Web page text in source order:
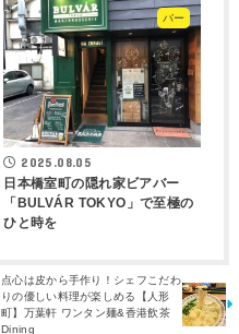
バー
2025.08.05
日本橋室町の隠れ家ビアバー
「BULVÁR TOKYO」で至極の
ひと時を
点心は皮から手作り！シェフこだわ
りの優しい料理が楽しめる【人形
町】万葉軒 ワンタン麺&香港飲茶
Dining